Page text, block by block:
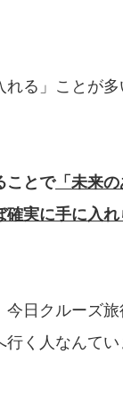
れる」ことが多
ことで「未来
確実に手に入れ
今日クルーズ旅
く人なんてい